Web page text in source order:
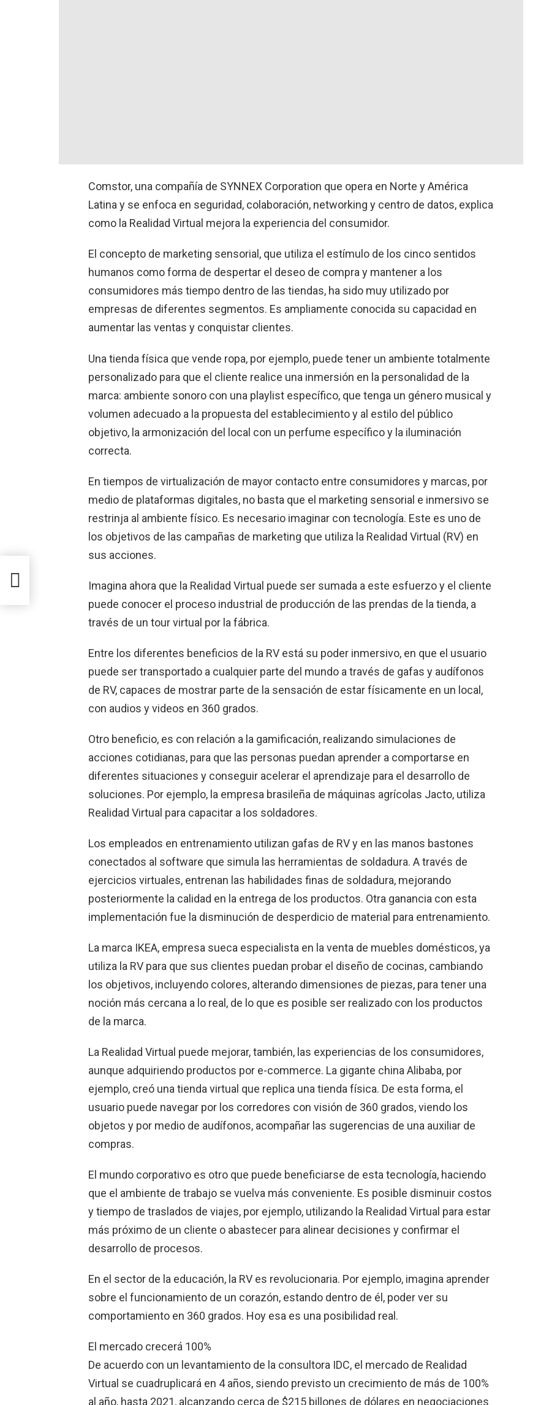
Comstor, una compañía de SYNNEX Corporation que opera en Norte y América
Latina y se enfoca en seguridad, colaboración, networking y centro de datos, explica
como la Realidad Virtual mejora la experiencia del consumidor.
El concepto de marketing sensorial, que utiliza el estímulo de los cinco sentidos
humanos como forma de despertar el deseo de compra y mantener a los
consumidores más tiempo dentro de las tiendas, ha sido muy utilizado por
empresas de diferentes segmentos. Es ampliamente conocida su capacidad en
aumentar las ventas y conquistar clientes.
Una tienda física que vende ropa, por ejemplo, puede tener un ambiente totalmente
personalizado para que el cliente realice una inmersión en la personalidad de la
marca: ambiente sonoro con una playlist específico, que tenga un género musical y
volumen adecuado a la propuesta del establecimiento y al estilo del público
objetivo, la armonización del local con un perfume específico y la iluminación
correcta.
En tiempos de virtualización de mayor contacto entre consumidores y marcas, por
medio de plataformas digitales, no basta que el marketing sensorial e inmersivo se
restrinja al ambiente físico. Es necesario imaginar con tecnología. Este es uno de
los objetivos de las campañas de marketing que utiliza la Realidad Virtual (RV) en
sus acciones.
Imagina ahora que la Realidad Virtual puede ser sumada a este esfuerzo y el cliente
puede conocer el proceso industrial de producción de las prendas de la tienda, a
través de un tour virtual por la fábrica.
Entre los diferentes beneficios de la RV está su poder inmersivo, en que el usuario
puede ser transportado a cualquier parte del mundo a través de gafas y audífonos
de RV, capaces de mostrar parte de la sensación de estar físicamente en un local,
con audios y videos en 360 grados.
Otro beneficio, es con relación a la gamificación, realizando simulaciones de
acciones cotidianas, para que las personas puedan aprender a comportarse en
diferentes situaciones y conseguir acelerar el aprendizaje para el desarrollo de
soluciones. Por ejemplo, la empresa brasileña de máquinas agrícolas Jacto, utiliza
Realidad Virtual para capacitar a los soldadores.
Los empleados en entrenamiento utilizan gafas de RV y en las manos bastones
conectados al software que simula las herramientas de soldadura. A través de
ejercicios virtuales, entrenan las habilidades finas de soldadura, mejorando
posteriormente la calidad en la entrega de los productos. Otra ganancia con esta
implementación fue la disminución de desperdicio de material para entrenamiento.
La marca IKEA, empresa sueca especialista en la venta de muebles domésticos, ya
utiliza la RV para que sus clientes puedan probar el diseño de cocinas, cambiando
los objetivos, incluyendo colores, alterando dimensiones de piezas, para tener una
noción más cercana a lo real, de lo que es posible ser realizado con los productos
de la marca.
La Realidad Virtual puede mejorar, también, las experiencias de los consumidores,
aunque adquiriendo productos por e-commerce. La gigante china Alibaba, por
ejemplo, creó una tienda virtual que replica una tienda física. De esta forma, el
usuario puede navegar por los corredores con visión de 360 grados, viendo los
objetos y por medio de audífonos, acompañar las sugerencias de una auxiliar de
compras.
El mundo corporativo es otro que puede beneficiarse de esta tecnología, haciendo
que el ambiente de trabajo se vuelva más conveniente. Es posible disminuir costos
y tiempo de traslados de viajes, por ejemplo, utilizando la Realidad Virtual para estar
más próximo de un cliente o abastecer para alinear decisiones y confirmar el
desarrollo de procesos.
En el sector de la educación, la RV es revolucionaria. Por ejemplo, imagina aprender
sobre el funcionamiento de un corazón, estando dentro de él, poder ver su
comportamiento en 360 grados. Hoy esa es una posibilidad real.
El mercado crecerá 100%
De acuerdo con un levantamiento de la consultora IDC, el mercado de Realidad
Virtual se cuadruplicará en 4 años, siendo previsto un crecimiento de más de 100%
al año, hasta 2021, alcanzando cerca de $215 billones de dólares en negociaciones